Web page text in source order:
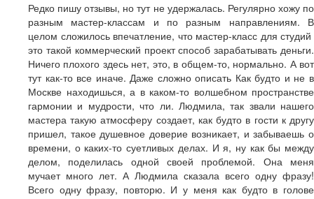
Редко пишу отзывы, но тут не удержалась. Регулярно хожу по
разным мастер-классам и по разным направлениям. В
целом сложилось впечатление, что мастер-класс для студий
это такой коммерческий проект способ зарабатывать деньги.
Ничего плохого здесь нет, это, в общем-то, нормально. А вот
тут как-то все иначе. Даже сложно описать Как будто и не в
Москве находишься, а в каком-то волшебном пространстве
гармонии и мудрости, что ли. Людмила, так звали нашего
мастера такую атмосферу создает, как будто в гости к другу
пришел, такое душевное доверие возникает, и забываешь о
времени, о каких-то суетливых делах. И я, ну как бы между
делом, поделилась одной своей проблемой. Она меня
мучает много лет. А Людмила сказала всего одну фразу!
Всего одну фразу, повторю. И у меня как будто в голове